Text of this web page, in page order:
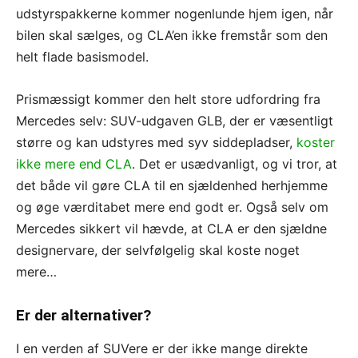
udstyrspakkerne kommer nogenlunde hjem igen, når
bilen skal sælges, og CLA’en ikke fremstår som den
helt flade basismodel.
Prismæssigt kommer den helt store udfordring fra
Mercedes selv: SUV-udgaven GLB, der er væsentligt
større og kan udstyres med syv siddepladser, koster
ikke mere end CLA. Det er usædvanligt, og vi tror, at
det både vil gøre CLA til en sjældenhed herhjemme
og øge værditabet mere end godt er. Også selv om
Mercedes sikkert vil hævde, at CLA er den sjældne
designervare, der selvfølgelig skal koste noget
mere…
Er der alternativer?
I en verden af SUVere er der ikke mange direkte